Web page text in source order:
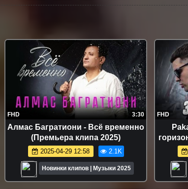
FHD 3:30
Алмас Багратиони - Всё временно
(Премьера клипа 2025)
2025-04-29 12:58 2.1K
Новинки клипов | Музыки 2025
FHD